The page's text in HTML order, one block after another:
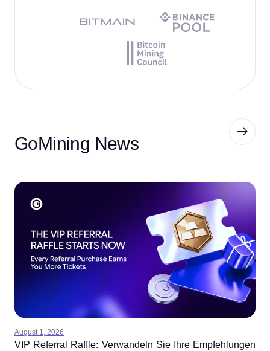
GoMining News
August 1, 2026
VIP Referral Raffle: Verwandeln Sie Ihre Empfehlungen